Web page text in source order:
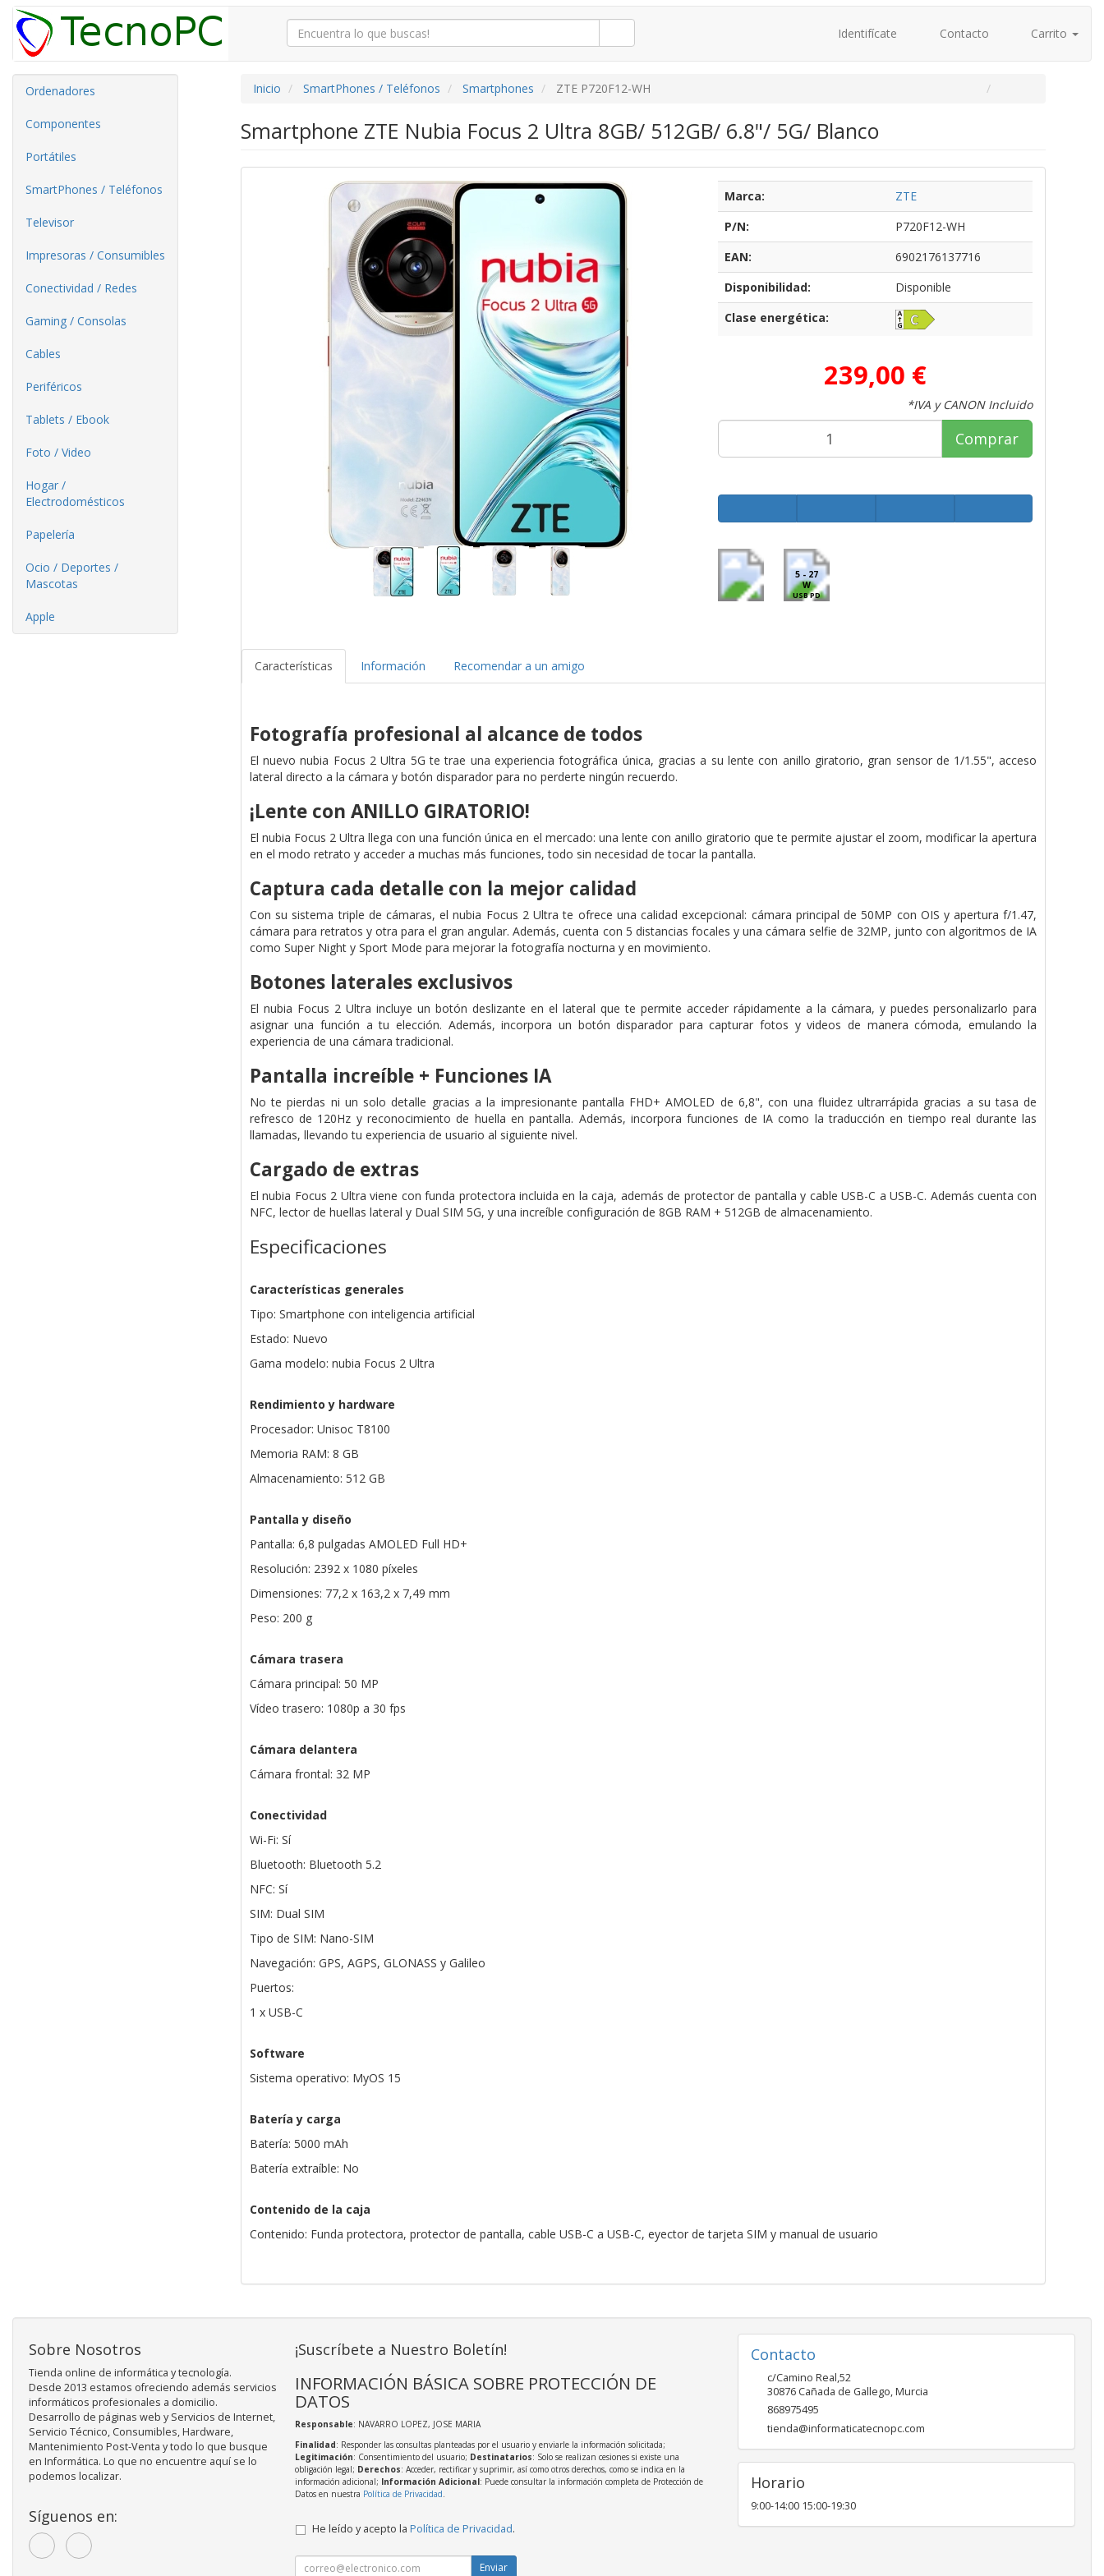
Identifícate Contacto Carrito
Ordenadores
Componentes
Portátiles
SmartPhones / Teléfonos
Televisor
Impresoras / Consumibles
Conectividad / Redes
Gaming / Consolas
Cables
Periféricos
Tablets / Ebook
Foto / Video
Hogar /
Electrodomésticos
Papelería
Ocio / Deportes /
Mascotas
Apple
Inicio SmartPhones / Teléfonos Smartphones ZTE P720F12-WH
Smartphone ZTE Nubia Focus 2 Ultra 8GB/ 512GB/ 6.8"/ 5G/ Blanco
Marca:
ZTE
P/N:
P720F12-WH
EAN:
6902176137716
Disponibilidad:
Disponible
Clase energética:
239,00 €
*IVA y CANON Incluido
Comprar
5 - 27
W
USB PD
Características Información Recomendar a un amigo
Fotografía profesional al alcance de todos
El nuevo nubia Focus 2 Ultra 5G te trae una experiencia fotográfica única, gracias a su lente con anillo giratorio, gran sensor de 1/1.55", acceso
lateral directo a la cámara y botón disparador para no perderte ningún recuerdo.
¡Lente con ANILLO GIRATORIO!
El nubia Focus 2 Ultra llega con una función única en el mercado: una lente con anillo giratorio que te permite ajustar el zoom, modificar la apertura
en el modo retrato y acceder a muchas más funciones, todo sin necesidad de tocar la pantalla.
Captura cada detalle con la mejor calidad
Con su sistema triple de cámaras, el nubia Focus 2 Ultra te ofrece una calidad excepcional: cámara principal de 50MP con OIS y apertura f/1.47,
cámara para retratos y otra para el gran angular. Además, cuenta con 5 distancias focales y una cámara selfie de 32MP, junto con algoritmos de IA
como Super Night y Sport Mode para mejorar la fotografía nocturna y en movimiento.
Botones laterales exclusivos
El nubia Focus 2 Ultra incluye un botón deslizante en el lateral que te permite acceder rápidamente a la cámara, y puedes personalizarlo para
asignar una función a tu elección. Además, incorpora un botón disparador para capturar fotos y videos de manera cómoda, emulando la
experiencia de una cámara tradicional.
Pantalla increíble + Funciones IA
No te pierdas ni un solo detalle gracias a la impresionante pantalla FHD+ AMOLED de 6,8", con una fluidez ultrarrápida gracias a su tasa de
refresco de 120Hz y reconocimiento de huella en pantalla. Además, incorpora funciones de IA como la traducción en tiempo real durante las
llamadas, llevando tu experiencia de usuario al siguiente nivel.
Cargado de extras
El nubia Focus 2 Ultra viene con funda protectora incluida en la caja, además de protector de pantalla y cable USB-C a USB-C. Además cuenta con
NFC, lector de huellas lateral y Dual SIM 5G, y una increíble configuración de 8GB RAM + 512GB de almacenamiento.
Especificaciones
Características generales
Tipo: Smartphone con inteligencia artificial
Estado: Nuevo
Gama modelo: nubia Focus 2 Ultra
Rendimiento y hardware
Procesador: Unisoc T8100
Memoria RAM: 8 GB
Almacenamiento: 512 GB
Pantalla y diseño
Pantalla: 6,8 pulgadas AMOLED Full HD+
Resolución: 2392 x 1080 píxeles
Dimensiones: 77,2 x 163,2 x 7,49 mm
Peso: 200 g
Cámara trasera
Cámara principal: 50 MP
Vídeo trasero: 1080p a 30 fps
Cámara delantera
Cámara frontal: 32 MP
Conectividad
Wi-Fi: Sí
Bluetooth: Bluetooth 5.2
NFC: Sí
SIM: Dual SIM
Tipo de SIM: Nano-SIM
Navegación: GPS, AGPS, GLONASS y Galileo
Puertos:
1 x USB-C
Software
Sistema operativo: MyOS 15
Batería y carga
Batería: 5000 mAh
Batería extraíble: No
Contenido de la caja
Contenido: Funda protectora, protector de pantalla, cable USB-C a USB-C, eyector de tarjeta SIM y manual de usuario
Sobre Nosotros
Tienda online de informática y tecnología.
Desde 2013 estamos ofreciendo además servicios
informáticos profesionales a domicilio.
Desarrollo de páginas web y Servicios de Internet,
Servicio Técnico, Consumibles, Hardware,
Mantenimiento Post-Venta y todo lo que busque
en Informática. Lo que no encuentre aquí se lo
podemos localizar.
Síguenos en:
¡Suscríbete a Nuestro Boletín!
INFORMACIÓN BÁSICA SOBRE PROTECCIÓN DE
DATOS
Responsable: NAVARRO LOPEZ, JOSE MARIA
Finalidad: Responder las consultas planteadas por el usuario y enviarle la información solicitada;
Legitimación: Consentimiento del usuario; Destinatarios: Solo se realizan cesiones si existe una
obligación legal; Derechos: Acceder, rectificar y suprimir, así como otros derechos, como se indica en la
información adicional; Información Adicional: Puede consultar la información completa de Protección de
Datos en nuestra Política de Privacidad.
He leído y acepto la Política de Privacidad.
Enviar
Contacto
c/Camino Real,52
30876 Cañada de Gallego,Murcia
868975495
tienda@informaticatecnopc.com
Horario
9:00-14:00 15:00-19:30